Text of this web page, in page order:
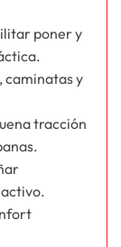
poner y
caminatas y
tracción